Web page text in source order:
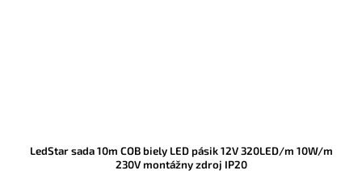
LedStar sada 10m COB biely LED pásik 12V 320LED/m 10W/m
230V montážny zdroj IP20